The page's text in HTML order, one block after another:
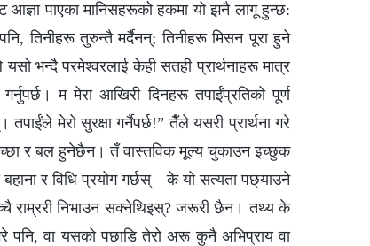
पाएका मानिसहरूको हकमा यो झनै लागू हुन्छ:
तिनीहरू तुरुन्तै मर्दैनन्; तिनीहरू मिसन पूरा हुने
भन्दै परमेश्‍वरलाई केही सतही प्रार्थनाहरू मात्र
म मेरा आखिरी दिनहरू तपाईंप्रतिको पूर्ण
मेरो सुरक्षा गर्नैपर्छ!” तैँले यसरी प्रार्थना गरे
र बल हुनेछैन। तँ वास्तविक मूल्य चुकाउन इच्छुक
बहाना र विधि प्रयोग गर्छस्—के यो सत्यता पछ्याउने
राम्ररी निभाउन सक्नेथिइस्? जरूरी छैन। तथ्य के
पनि, वा यसको पछाडि तेरो अरू कुनै अभिप्राय वा